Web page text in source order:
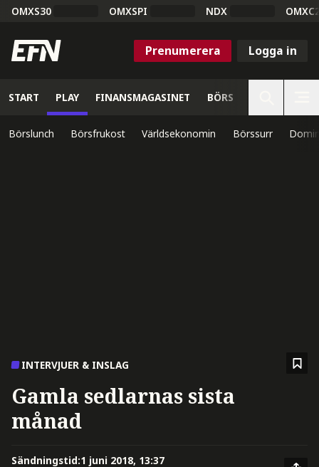
OMXS30 OMXSPI NDX
Prenumerera Logga in
START PLAY FINANSMAGASINET BÖRS
Börslunch Börsfrukost Världsekonomin Börssurr
INTERVJUER & INSLAG
Gamla sedlarnas sista
månad
Sändningstid:1 juni 2018, 13:37